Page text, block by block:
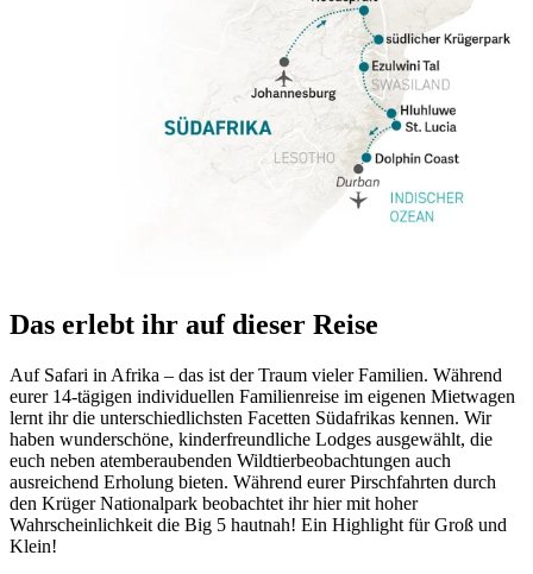
Das erlebt ihr auf dieser Reise
Auf Safari in Afrika – das ist der Traum vieler Familien. Während
eurer 14-tägigen individuellen Familienreise im eigenen Mietwagen
lernt ihr die unterschiedlichsten Facetten Südafrikas kennen. Wir
haben wunderschöne, kinderfreundliche Lodges ausgewählt, die
euch neben atemberaubenden Wildtierbeobachtungen auch
ausreichend Erholung bieten. Während eurer Pirschfahrten durch
den Krüger Nationalpark beobachtet ihr hier mit hoher
Wahrscheinlichkeit die Big 5 hautnah! Ein Highlight für Groß und
Klein!